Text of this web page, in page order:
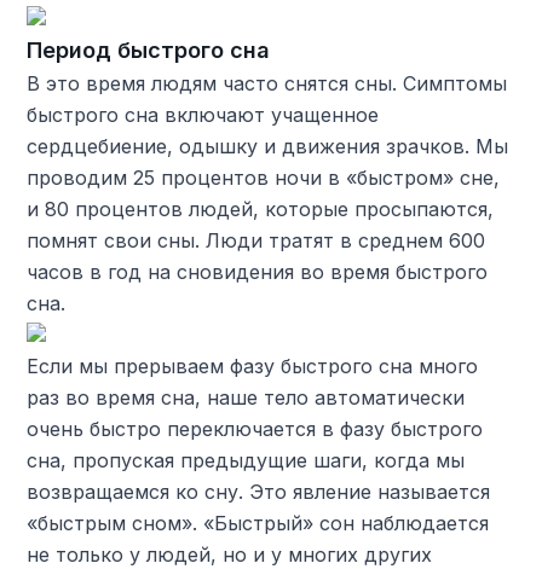
Период быстрого сна
В это время людям часто снятся сны. Симптомы
быстрого сна включают учащенное
сердцебиение, одышку и движения зрачков. Мы
проводим 25 процентов ночи в «быстром» сне,
и 80 процентов людей, которые просыпаются,
помнят свои сны. Люди тратят в среднем 600
часов в год на сновидения во время быстрого
сна.
Если мы прерываем фазу быстрого сна много
раз во время сна, наше тело автоматически
очень быстро переключается в фазу быстрого
сна, пропуская предыдущие шаги, когда мы
возвращаемся ко сну. Это явление называется
«быстрым сном». «Быстрый» сон наблюдается
не только у людей, но и у многих других